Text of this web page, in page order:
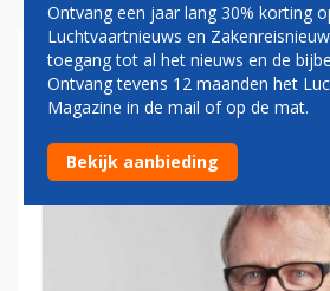
JOHN JANSEN:
TOPPRIORITEIT
Ontvang een jaar lang 30% korting
Luchtvaartnieuws en
toegang tot al het nieuws en de
Ontvang tevens 12 maanden het
Magazine in de mail of op de mat.
Bekijk aanbieding